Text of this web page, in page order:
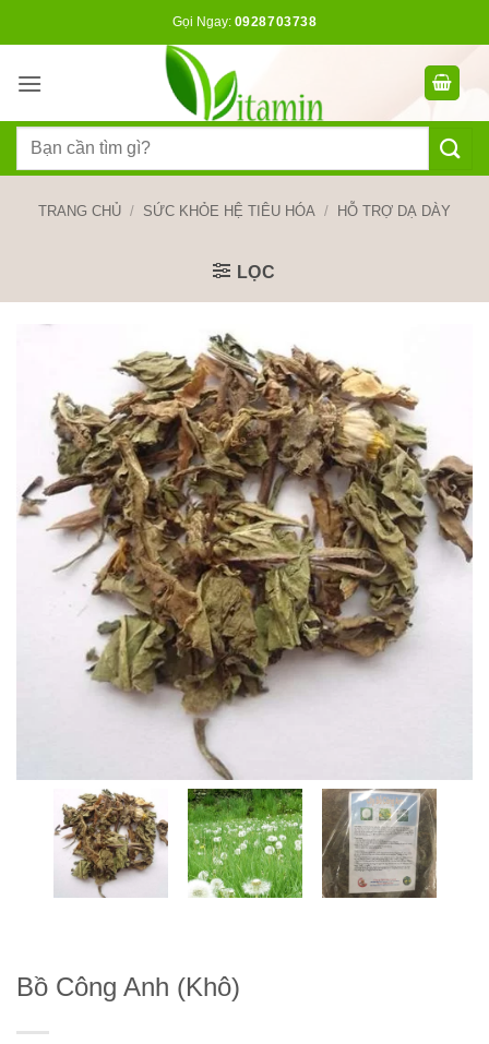
dung
Gọi Ngay: 0928703738
Tìm
TRANG CHỦ / SỨC KHỎE HỆ TIÊU HÓA / HỖ TRỢ DẠ DÀY
LỌC
Bồ Công Anh (Khô)